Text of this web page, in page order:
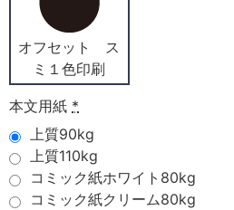
オフセット ス
ミ１色印刷
本文用紙 *
上質90kg
上質110kg
コミック紙ホワイト80kg
コミック紙クリーム80kg